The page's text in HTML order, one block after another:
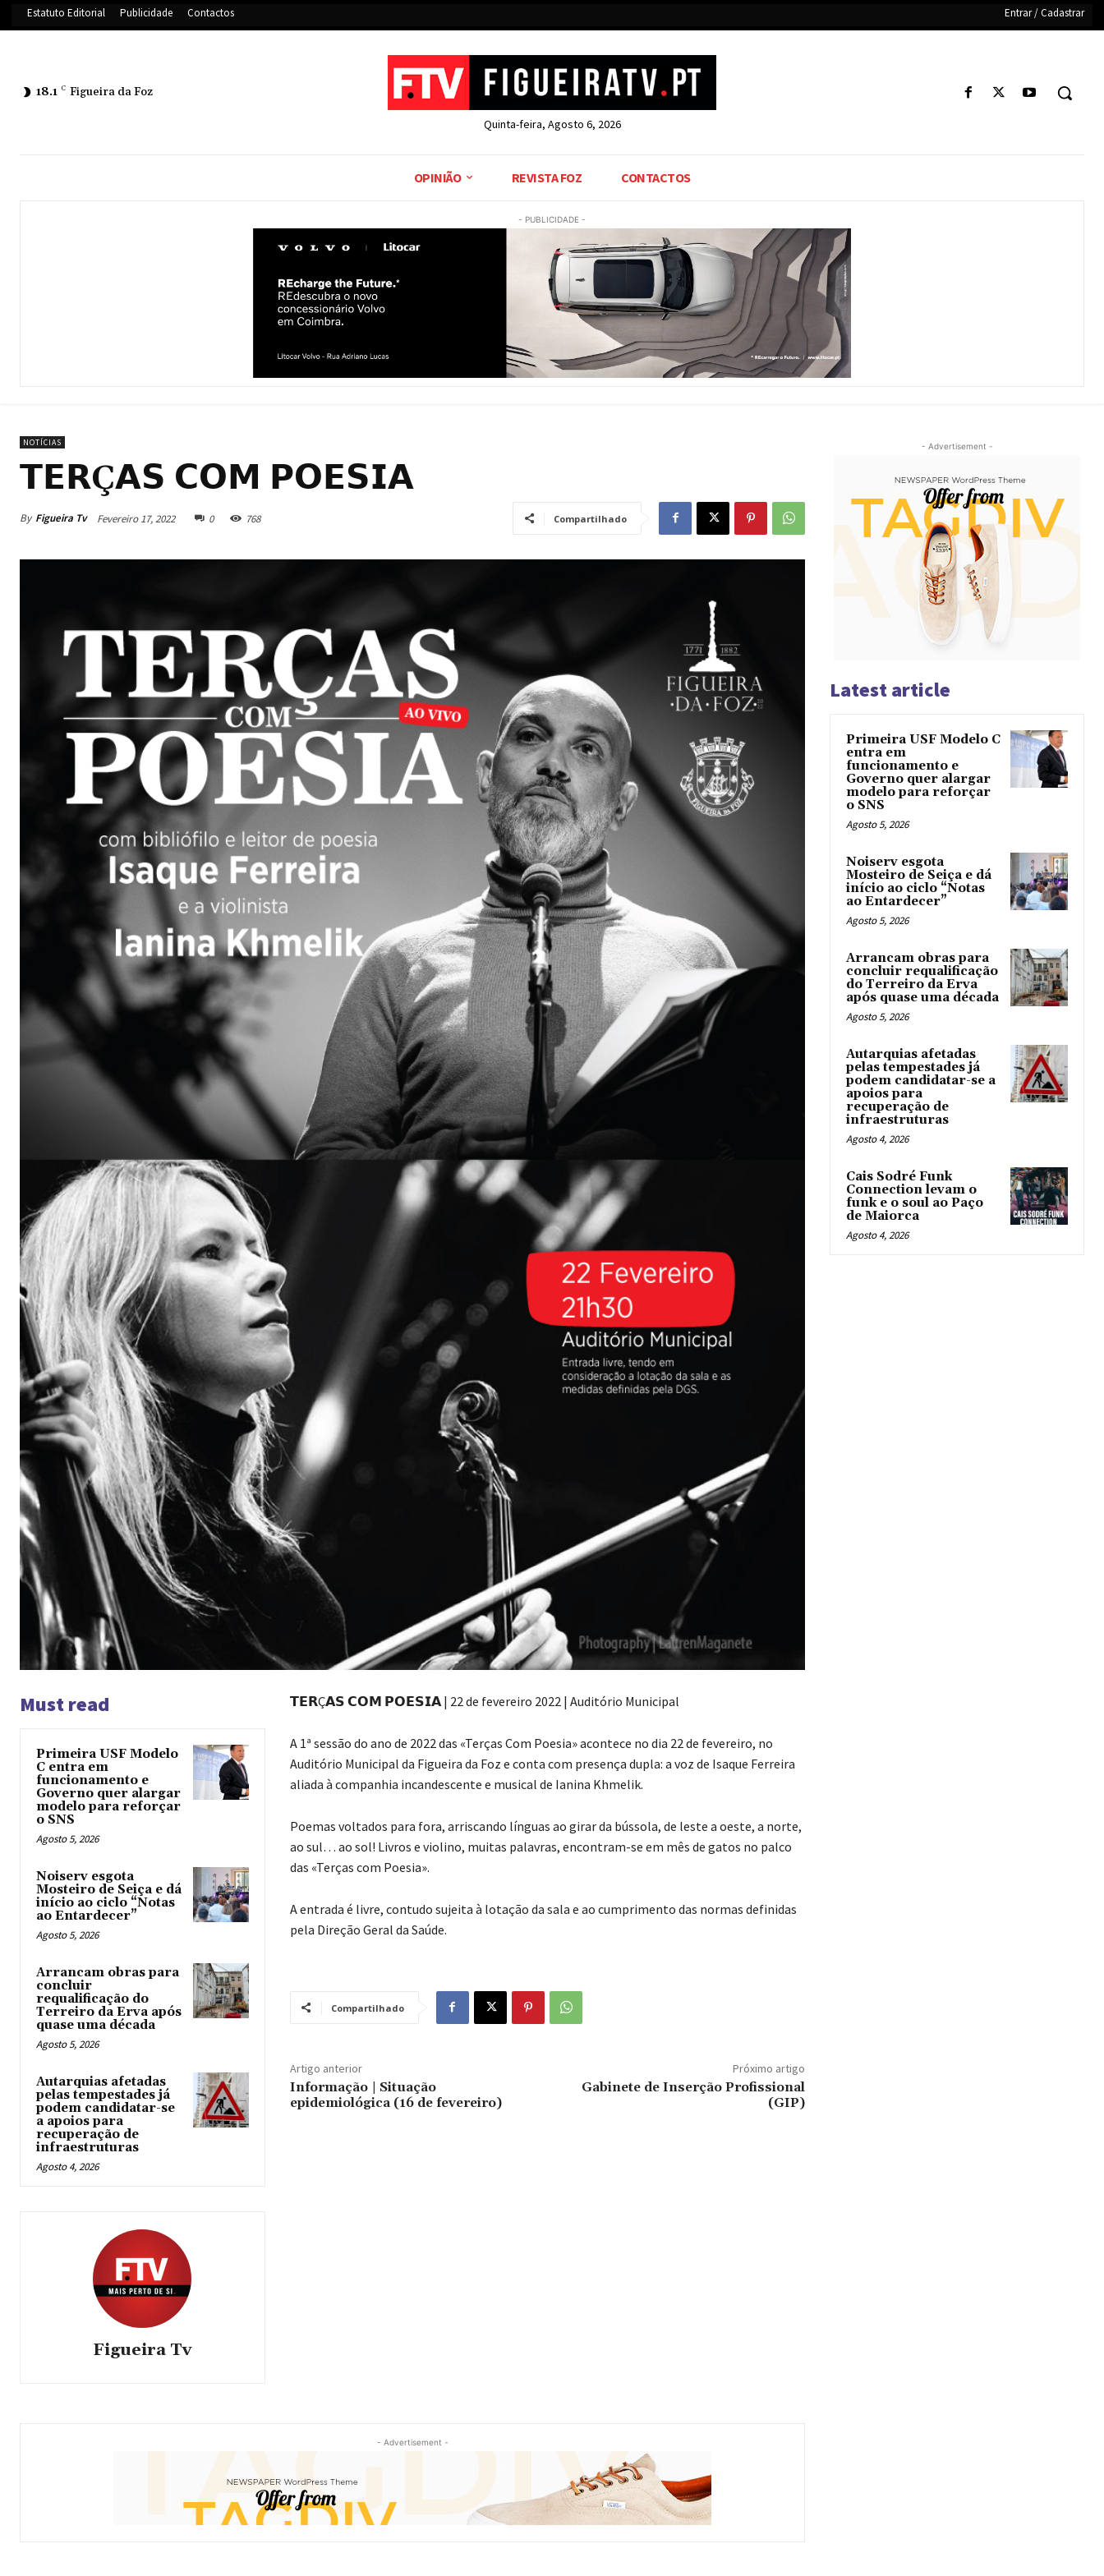
Estatuto Editorial Publicidade Contactos Entrar / Cadastrar
18.1 C Figueira da Foz
Quinta-feira, Agosto 6, 2026
OPINIÃO REVISTA FOZ CONTACTOS
- PUBLICIDADE -
NOTÍCIAS
𝗧𝗘𝗥Ç𝗔𝗦 𝗖𝗢𝗠 𝗣𝗢𝗘𝗦𝗜𝗔
By Figueira Tv Fevereiro 17, 2022 0 768 Compartilhado
Must read
Primeira USF Modelo
C entra em
funcionamento e
Governo quer alargar
modelo para reforçar
o SNS
Agosto 5, 2026
Noiserv esgota
Mosteiro de Seiça e dá
início ao ciclo “Notas
ao Entardecer”
Agosto 5, 2026
Arrancam obras para
concluir
requalificação do
Terreiro da Erva após
quase uma década
Agosto 5, 2026
Autarquias afetadas
pelas tempestades já
podem candidatar-se
a apoios para
recuperação de
infraestruturas
Agosto 4, 2026
Figueira Tv
𝗧𝗘𝗥Ç𝗔𝗦 𝗖𝗢𝗠 𝗣𝗢𝗘𝗦𝗜𝗔 | 22 de fevereiro 2022 | Auditório Municipal
A 1ª sessão do ano de 2022 das «Terças Com Poesia» acontece no dia 22 de fevereiro, no
Auditório Municipal da Figueira da Foz e conta com presença dupla: a voz de Isaque Ferreira
aliada à companhia incandescente e musical de Ianina Khmelik.
Poemas voltados para fora, arriscando línguas ao girar da bússola, de leste a oeste, a norte,
ao sul… ao sol! Livros e violino, muitas palavras, encontram-se em mês de gatos no palco
das «Terças com Poesia».
A entrada é livre, contudo sujeita à lotação da sala e ao cumprimento das normas definidas
pela Direção Geral da Saúde.
Compartilhado
Artigo anterior
Informação | Situação
epidemiológica (16 de fevereiro)
Próximo artigo
Gabinete de Inserção Profissional
(GIP)
- Advertisement -
- Advertisement -
Latest article
Primeira USF Modelo C
entra em
funcionamento e
Governo quer alargar
modelo para reforçar
o SNS
Agosto 5, 2026
Noiserv esgota
Mosteiro de Seiça e dá
início ao ciclo “Notas
ao Entardecer”
Agosto 5, 2026
Arrancam obras para
concluir requalificação
do Terreiro da Erva
após quase uma década
Agosto 5, 2026
Autarquias afetadas
pelas tempestades já
podem candidatar-se a
apoios para
recuperação de
infraestruturas
Agosto 4, 2026
Cais Sodré Funk
Connection levam o
funk e o soul ao Paço
de Maiorca
Agosto 4, 2026